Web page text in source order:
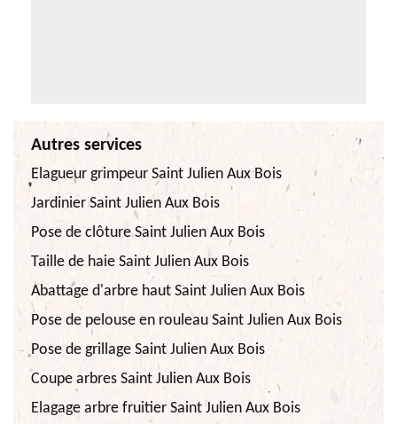
Autres services
Elagueur grimpeur Saint Julien Aux Bois
Jardinier Saint Julien Aux Bois
Pose de clôture Saint Julien Aux Bois
Taille de haie Saint Julien Aux Bois
Abattage d'arbre haut Saint Julien Aux Bois
Pose de pelouse en rouleau Saint Julien Aux Bois
Pose de grillage Saint Julien Aux Bois
Coupe arbres Saint Julien Aux Bois
Elagage arbre fruitier Saint Julien Aux Bois